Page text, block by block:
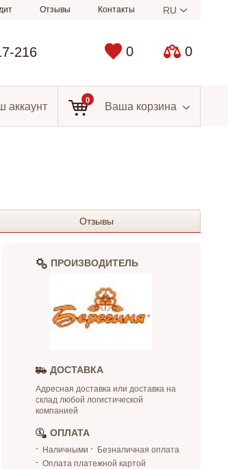
Отзывы Контакты RU
0 0
216
аккаунт
0
Ваша корзина
Отзывы
ПРОИЗВОДИТЕЛЬ
ДОСТАВКА
Адресная доставка или доставка на
склад любой логистической
компанией
ОПЛАТА
Наличными
Безналичная оплата
Оплата платежной картой